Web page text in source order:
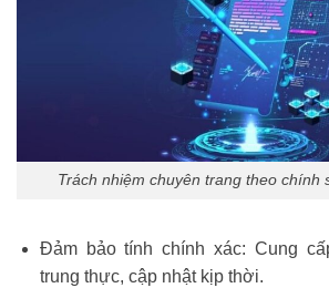
Trách nhiệm chuyên trang theo chính
Đảm bảo tính chính xác: Cung
trung thực, cập nhật kịp thời.